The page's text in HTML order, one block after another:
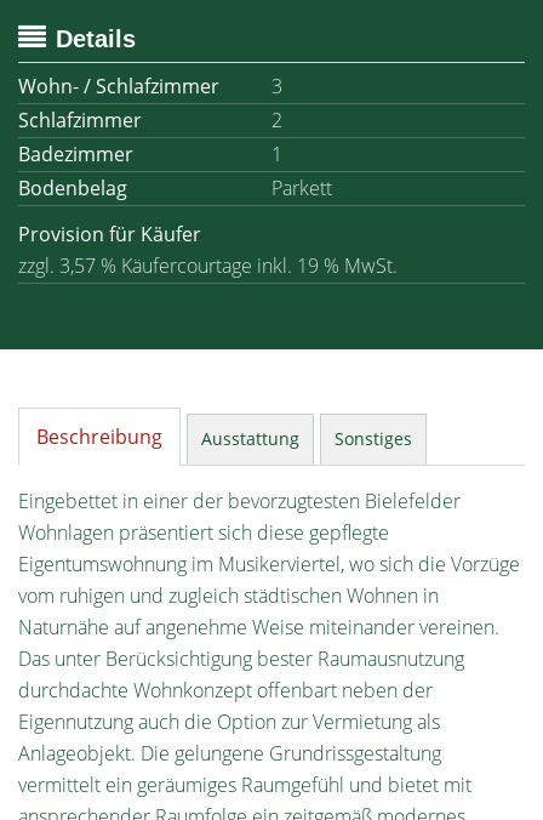
Details
Wohn- / Schlafzimmer
3
Schlafzimmer
2
Badezimmer
1
Bodenbelag
Parkett
Provision für Käufer
zzgl. 3,57 % Käufercourtage inkl. 19 % MwSt.
Beschreibung Ausstattung Sonstiges
Eingebettet in einer der bevorzugtesten Bielefelder
Wohnlagen präsentiert sich diese gepflegte
Eigentumswohnung im Musikerviertel, wo sich die Vorzüge
vom ruhigen und zugleich städtischen Wohnen in
Naturnähe auf angenehme Weise miteinander vereinen.
Das unter Berücksichtigung bester Raumausnutzung
durchdachte Wohnkonzept offenbart neben der
Eigennutzung auch die Option zur Vermietung als
Anlageobjekt. Die gelungene Grundrissgestaltung
vermittelt ein geräumiges Raumgefühl und bietet mit